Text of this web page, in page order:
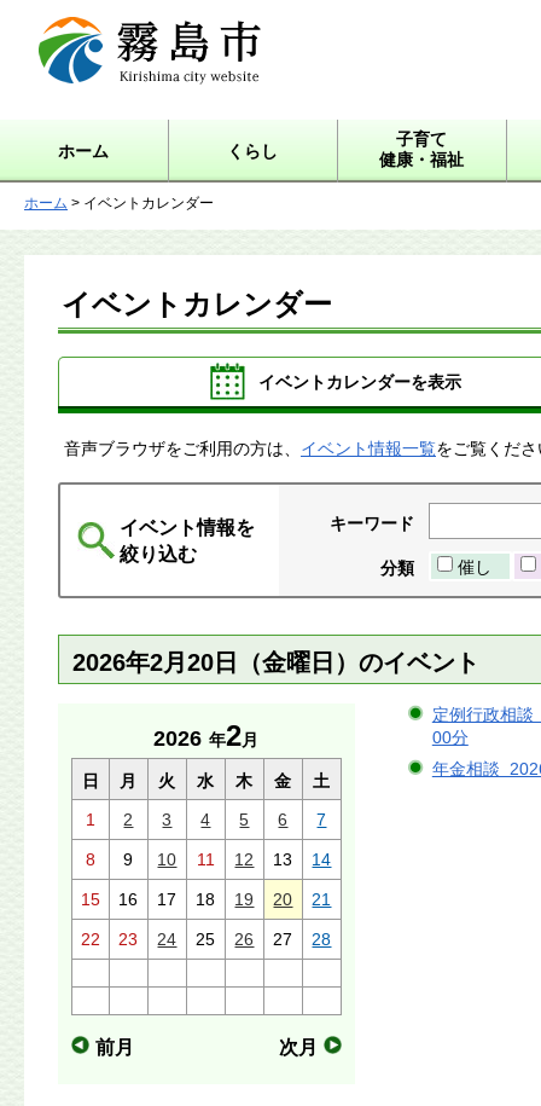
霧島市 Kirishima city
website
ホーム くらし
子育て
健康・福祉
ホーム > イベントカレンダー
イベントカレンダー
イベントカレンダーを表示
音声ブラウザをご利用の方は、 イベント情報一覧をご覧くだ
イベント情報を
絞り込む
キーワード
分類 催し
2026年2月20日（金曜日）のイベント
2026 年2月
日 月 火 水 木 金
土
1
2 3 4 5 6 7
8 9 10 11 12 13 14
15 16 17 18 19 20 21
22 23 24 25 26 27 28
前月 次月
定例行政相
00分
年金相談